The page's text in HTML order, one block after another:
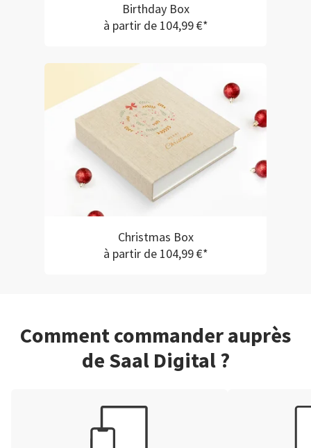
Birthday Box
à partir de 104,99 €*
Christmas Box
à partir de 104,99 €*
Comment commander auprès
de Saal Digital ?